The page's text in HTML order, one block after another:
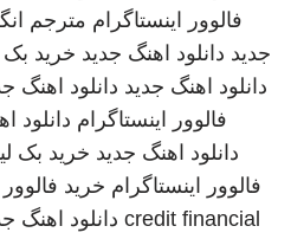
فالوور اینستاگرام مترجم
جدید دانلود اهنگ جدید خرید بک
دانلود اهنگ جدید دانلود اهنگ
فالوور اینستاگرام دانلود
دانلود اهنگ جدید خرید بک
فالوور اینستاگرام خرید فالوور
credit financial دانلود اهنگ